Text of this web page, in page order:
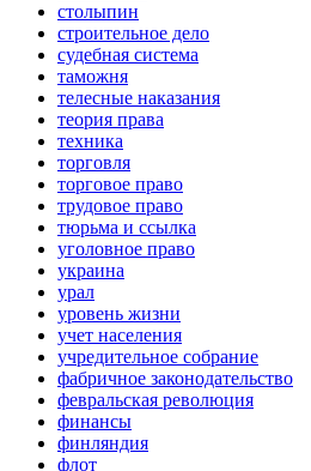
столыпин
строительное дело
судебная система
таможня
телесные наказания
теория права
техника
торговля
торговое право
трудовое право
тюрьма и ссылка
уголовное право
украина
урал
уровень жизни
учет населения
учредительное собрание
фабричное законодательство
февральская революция
финансы
финляндия
флот